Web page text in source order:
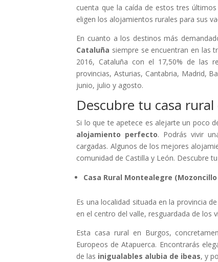
cuenta que la caída de estos tres
eligen los alojamientos rurales para sus
En cuanto a los destinos más
Cataluña siempre se encuentran en las
2016, Cataluña con el 17,50% de las
provincias, Asturias, Cantabria, Madrid,
junio, julio y agosto.
Descubre tu casa
Si lo que te apetece es alejarte un poco
alojamiento perfecto. Podrás vivir
cargadas. Algunos de los mejores
comunidad de Castilla y León. Descubre
Casa Rural Montealegre (Mozoncillo
Es una localidad situada en la provincia
en el centro del valle, resguardada de los
Esta casa rural en Burgos,
Europeos de Atapuerca. Encontrarás
de las inigualables alubia de ibeas, y